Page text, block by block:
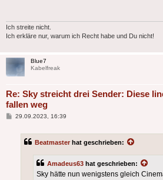
Ich streite nicht.
Ich erkläre nur, warum ich Recht habe und Du nicht!
Blue7
Kabelfreak
Re: Sky streicht drei Sender: Diese
fallen weg
Beitrag
29.09.2023, 16:39
Beatmaster hat geschrieben:
Amadeus63 hat geschrieben:
Sky hätte nun wenigstens gleich